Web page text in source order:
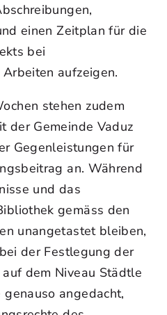
einen Zeitplan für die
bei
aufzeigen.
stehen zudem
der Gemeinde Vaduz
Gegenleistungen für
an. Während
und das
gemäss den
unangetastet bleiben,
der Festlegung der
dem Niveau Städtle
angedacht,